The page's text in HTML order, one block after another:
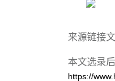
来源链接
本文选录
https://